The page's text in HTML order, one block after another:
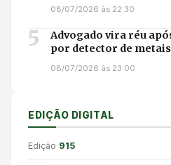
08/07/2026 às 22:30
5
Advogado vira réu
por detector de
08/07/2026 às 23:00
EDIÇÃO DIGITAL
Edição 915